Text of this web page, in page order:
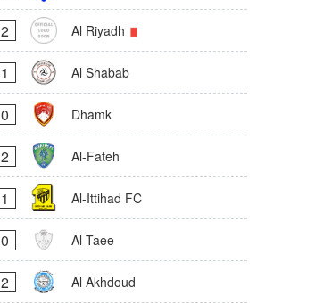
2 Al Riyadh
1 Al Shabab
0 Dhamk
2 Al-Fateh
1 Al-Ittihad FC
0 Al Taee
2 Al Akhdoud